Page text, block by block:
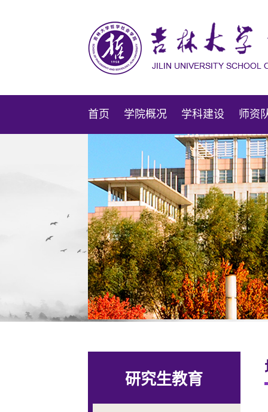
首页 学院概况 学科建设 师资
研究生教育